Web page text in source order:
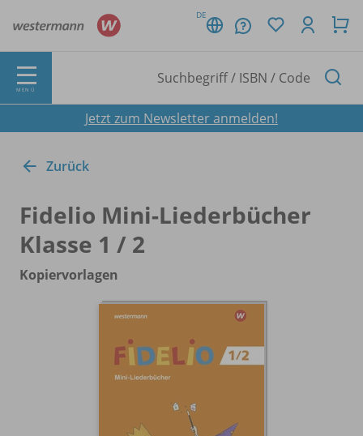
DE
MENÜ
Jetzt zum Newsletter anmelden!
Zurück
Fidelio Mini-Liederbücher
Klasse 1 / 2
Kopiervorlagen